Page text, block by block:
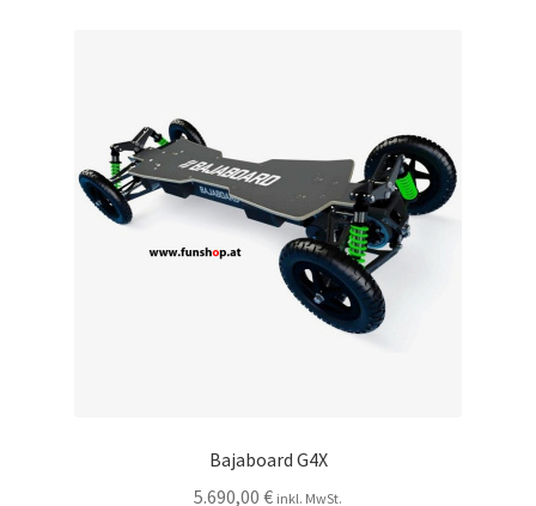
Bajaboard G4X
5.690,00 € inkl. MwSt.